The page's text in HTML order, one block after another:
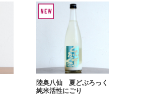
陸奥八仙 夏どぶろっく
純米活性にごり